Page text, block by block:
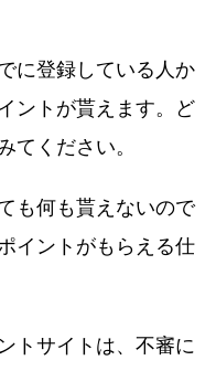
に登録している人か
ントが貰えます。ど
てください。
も何も貰えないので
イントがもらえる仕
トサイトは、不審に